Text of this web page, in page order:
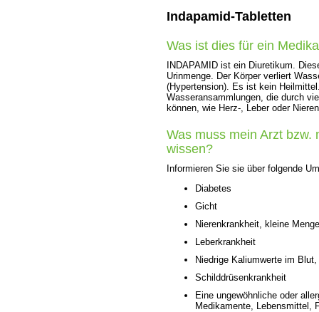
Indapamid-Tabletten
Was ist dies für ein
INDAPAMID ist ein Diuretikum.
Urinmenge. Der Körper verliert
(Hypertension). Es ist kein
Wasseransammlungen, die durch
können, wie Herz-, Leber oder
Was muss mein Arzt bzw.
wissen?
Informieren Sie sie über folgende
Diabetes
Gicht
Nierenkrankheit, kleine
Leberkrankheit
Niedrige Kaliumwerte im
Schilddrüsenkrankheit
Eine ungewöhnliche oder
Medikamente, Lebensmittel,